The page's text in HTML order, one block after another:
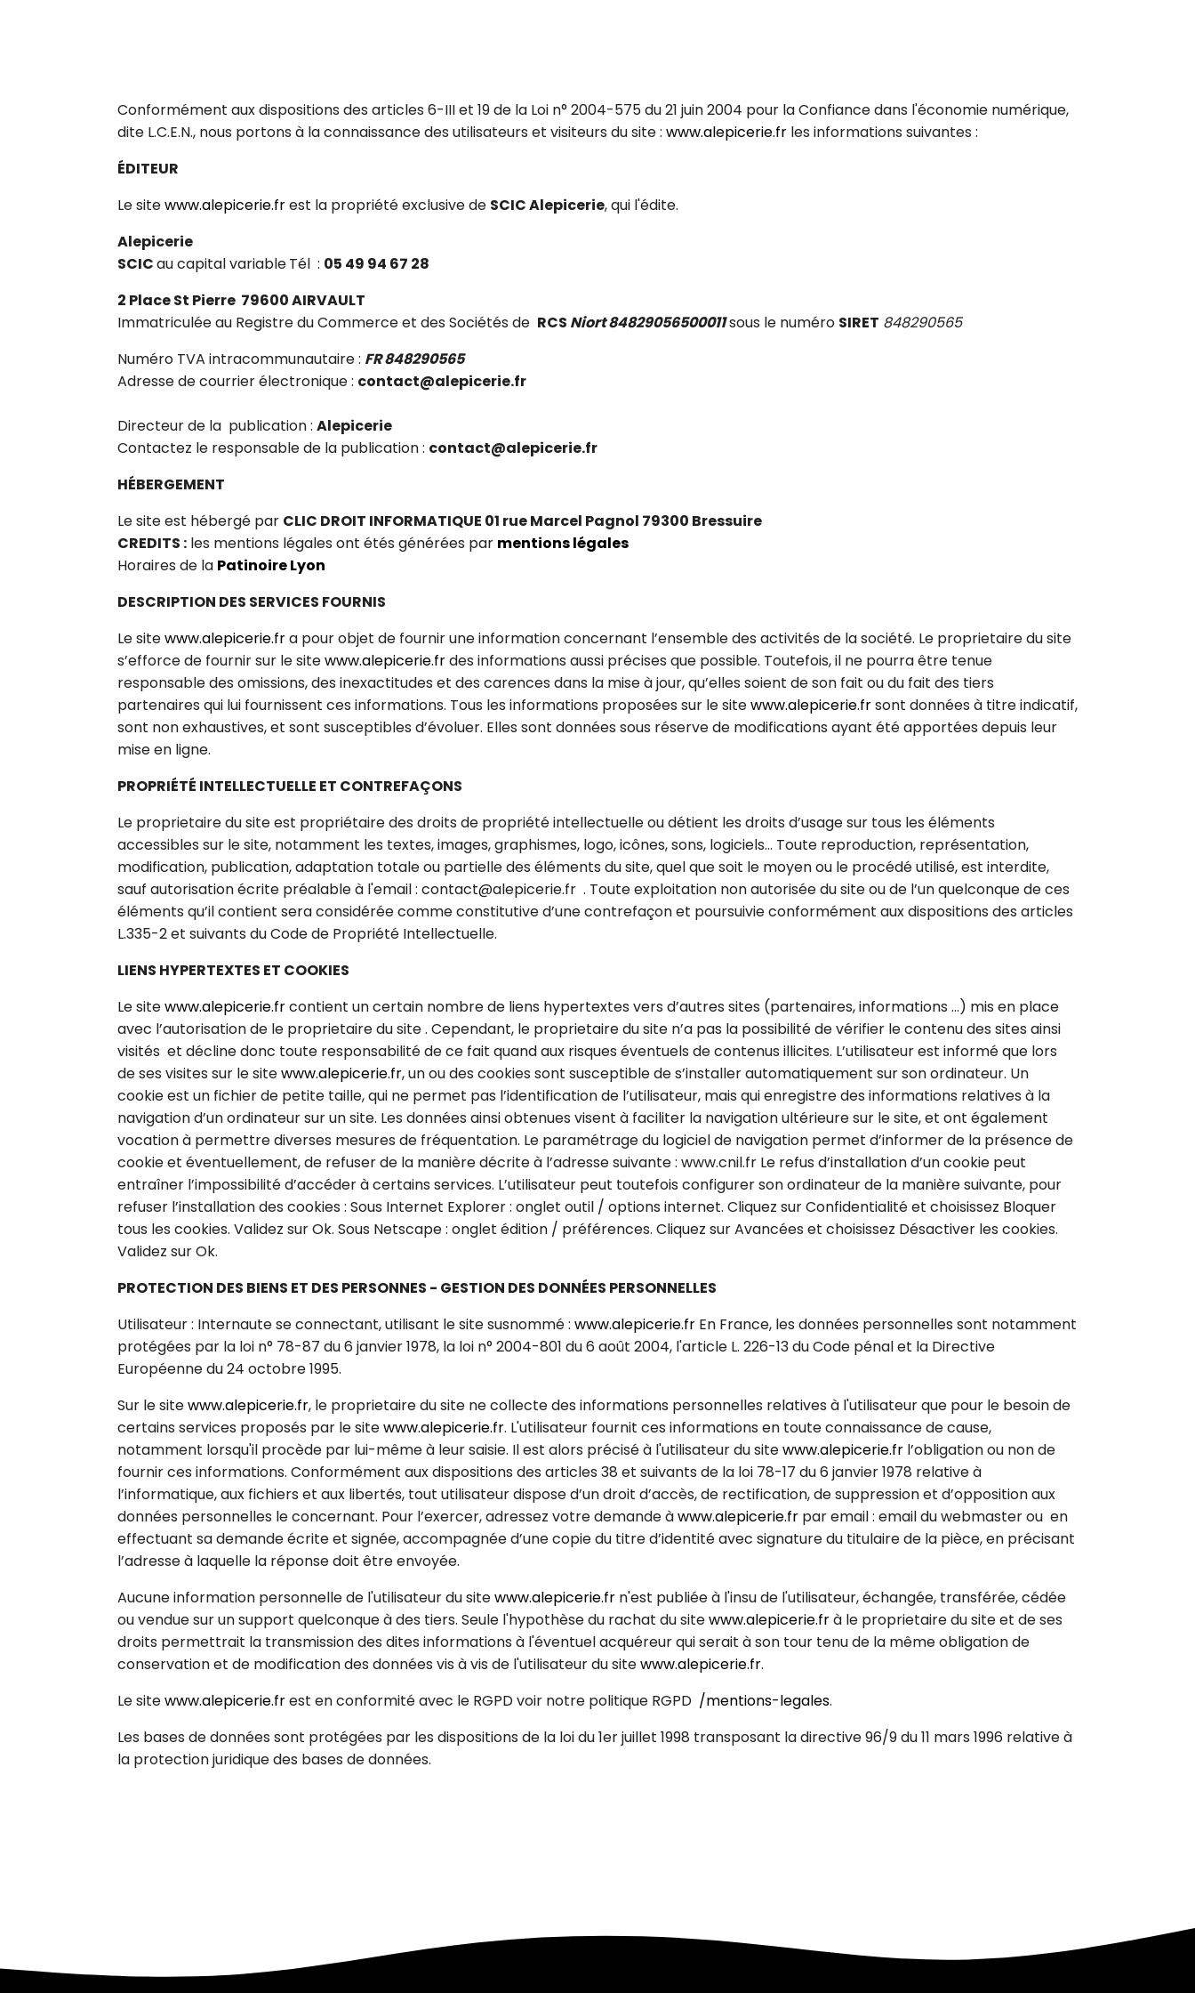
Conformément aux dispositions des articles 6-III et 19 de la Loi n° 2004-575 du 21 juin 2004 pour la Confiance dans l'économie numérique,
dite L.C.E.N., nous portons à la connaissance des utilisateurs et visiteurs du site : www.alepicerie.fr les informations suivantes :
ÉDITEUR
Le sitewww.alepicerie.frest la propriété exclusive de SCICAlepicerie, qui l'édite.
Alepicerie
SCICau capital variableTél : 05 49 94 67 28
2 Place St Pierre 79600 AIRVAULT
Immatriculée au Registre du Commerce et des Sociétés de RCS Niort 84829056500011sous le numéro SIRET 848290565
Numéro TVA intracommunautaire : FR 848290565
Adresse de courrier électronique : contact@alepicerie.fr
Directeur de la publication : Alepicerie
Contactez le responsable de la publication : contact@alepicerie.fr
HÉBERGEMENT
Le site est hébergé par CLIC DROIT INFORMATIQUE 01 rue Marcel Pagnol 79300 Bressuire
CREDITS : les mentions légales ont étés générées par mentions légales
Horaires de la Patinoire Lyon
DESCRIPTION DES SERVICES FOURNIS
Le sitewww.alepicerie.fra pour objet de fournir une information concernant l’ensemble des activités de la société. Le proprietaire du site
s’efforce de fournir sur le sitewww.alepicerie.frdes informations aussi précises que possible. Toutefois, il ne pourra être tenue
responsable des omissions, des inexactitudes et des carences dans la mise à jour, qu’elles soient de son fait ou du fait des tiers
partenaires qui lui fournissent ces informations. Tous les informations proposées sur le sitewww.alepicerie.frsont données à titre indicatif,
sont non exhaustives, et sont susceptibles d’évoluer. Elles sont données sous réserve de modifications ayant été apportées depuis leur
mise en ligne.
PROPRIÉTÉ INTELLECTUELLE ET CONTREFAÇONS
Le proprietaire du site est propriétaire des droits de propriété intellectuelle ou détient les droits d’usage sur tous les éléments
accessibles sur le site, notamment les textes, images, graphismes, logo, icônes, sons, logiciels… Toute reproduction, représentation,
modification, publication, adaptation totale ou partielle des éléments du site, quel que soit le moyen ou le procédé utilisé, est interdite,
sauf autorisation écrite préalable à l'email : contact@alepicerie.fr . Toute exploitation non autorisée du site ou de l’un quelconque de ces
éléments qu’il contient sera considérée comme constitutive d’une contrefaçon et poursuivie conformément aux dispositions des articles
L.335-2 et suivants du Code de Propriété Intellectuelle.
LIENS HYPERTEXTES ET COOKIES
Le sitewww.alepicerie.frcontient un certain nombre de liens hypertextes vers d’autres sites (partenaires, informations …) mis en place
avec l’autorisation de le proprietaire du site . Cependant, le proprietaire du site n’a pas la possibilité de vérifier le contenu des sites ainsi
visités et décline donc toute responsabilité de ce fait quand aux risques éventuels de contenus illicites. L’utilisateur est informé que lors
de ses visites sur le sitewww.alepicerie.fr, un ou des cookies sont susceptible de s’installer automatiquement sur son ordinateur. Un
cookie est un fichier de petite taille, qui ne permet pas l’identification de l’utilisateur, mais qui enregistre des informations relatives à la
navigation d’un ordinateur sur un site. Les données ainsi obtenues visent à faciliter la navigation ultérieure sur le site, et ont également
vocation à permettre diverses mesures de fréquentation. Le paramétrage du logiciel de navigation permet d’informer de la présence de
cookie et éventuellement, de refuser de la manière décrite à l’adresse suivante : www.cnil.fr Le refus d’installation d’un cookie peut
entraîner l’impossibilité d’accéder à certains services. L’utilisateur peut toutefois configurer son ordinateur de la manière suivante, pour
refuser l’installation des cookies : Sous Internet Explorer : onglet outil / options internet. Cliquez sur Confidentialité et choisissez Bloquer
tous les cookies. Validez sur Ok. Sous Netscape : onglet édition / préférences. Cliquez sur Avancées et choisissez Désactiver les cookies.
Validez sur Ok.
PROTECTION DES BIENS ET DES PERSONNES - GESTION DES DONNÉES PERSONNELLES
Utilisateur : Internaute se connectant, utilisant le site susnommé : www.alepicerie.fr En France, les données personnelles sont notamment
protégées par la loi n° 78-87 du 6 janvier 1978, la loi n° 2004-801 du 6 août 2004, l'article L. 226-13 du Code pénal et la Directive
Européenne du 24 octobre 1995.
Sur le sitewww.alepicerie.fr, le proprietaire du site ne collecte des informations personnelles relatives à l'utilisateur que pour le besoin de
certains services proposés par le sitewww.alepicerie.fr. L'utilisateur fournit ces informations en toute connaissance de cause,
notamment lorsqu'il procède par lui-même à leur saisie. Il est alors précisé à l'utilisateur du sitewww.alepicerie.fr l’obligation ou non de
fournir ces informations. Conformément aux dispositions des articles 38 et suivants de la loi 78-17 du 6 janvier 1978 relative à
l’informatique, aux fichiers et aux libertés, tout utilisateur dispose d’un droit d’accès, de rectification, de suppression et d’opposition aux
données personnelles le concernant. Pour l’exercer, adressez votre demande àwww.alepicerie.fr par email : email du webmaster ou en
effectuant sa demande écrite et signée, accompagnée d’une copie du titre d’identité avec signature du titulaire de la pièce, en précisant
l’adresse à laquelle la réponse doit être envoyée.
Aucune information personnelle de l'utilisateur du sitewww.alepicerie.fr n'est publiée à l'insu de l'utilisateur, échangée, transférée, cédée
ou vendue sur un support quelconque à des tiers. Seule l'hypothèse du rachat du sitewww.alepicerie.frà le proprietaire du site et de ses
droits permettrait la transmission des dites informations à l'éventuel acquéreur qui serait à son tour tenu de la même obligation de
conservation et de modification des données vis à vis de l'utilisateur du sitewww.alepicerie.fr.
Le sitewww.alepicerie.frest en conformité avec le RGPD voir notre politique RGPD /mentions-legales.
Les bases de données sont protégées par les dispositions de la loi du 1er juillet 1998 transposant la directive 96/9 du 11 mars 1996 relative à
la protection juridique des bases de données.